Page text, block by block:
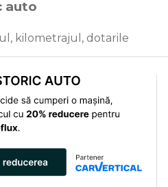
auto
kilometrajul, dotarile